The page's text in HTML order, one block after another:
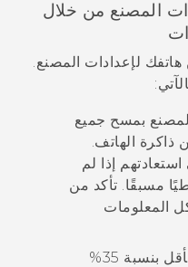
المصنع من خلال
هاتفك لإعدادات المصنع.
بمسح جميع
ذاكرة الهاتف.
إذا لم
مسبقًا. تأكد من
المعلومات
تأكد أن الهاتف مشحون على الأقل بنسبة 35%